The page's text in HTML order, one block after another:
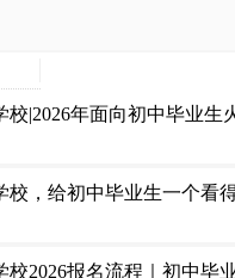
校|2026年面向初中毕业生
校，给初中毕业生一个看
校2026报名流程｜初中毕